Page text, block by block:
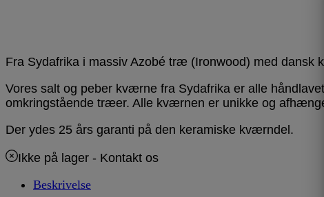
Fra Sydafrika i massiv Azobé træ (Ironwood) med dansk
Vores salt og peber kværne fra Sydafrika er alle
omkringstående træer. Alle kværnen er unikke og
Der ydes 25 års garanti på den keramiske kværndel.
Ikke på lager - Kontakt os
Beskrivelse